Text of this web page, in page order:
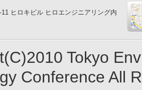
ヒロキビル ヒロエンジニアリング内
Tokyo
Conference All